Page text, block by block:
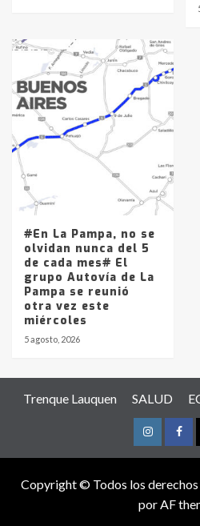
#En La Pampa, no se
olvidan nunca del 5
de cada mes# El
grupo Autovía de La
Pampa se reunió
otra vez este
miércoles
5 agosto, 2026
Trenque Lauquen SALUD
Instagram
Copyright © Todos los derechos
por AF